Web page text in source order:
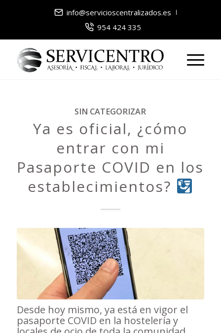
info@servicioscentralizados.es
954 424 335
SIN CATEGORIZAR
Ya es oficial, ¿cómo
entrar con mi
Pasaporte COVID en los
establecimientos?
Desde hoy mismo, ya está en vigor el
pasaporte COVID en la hostelería y